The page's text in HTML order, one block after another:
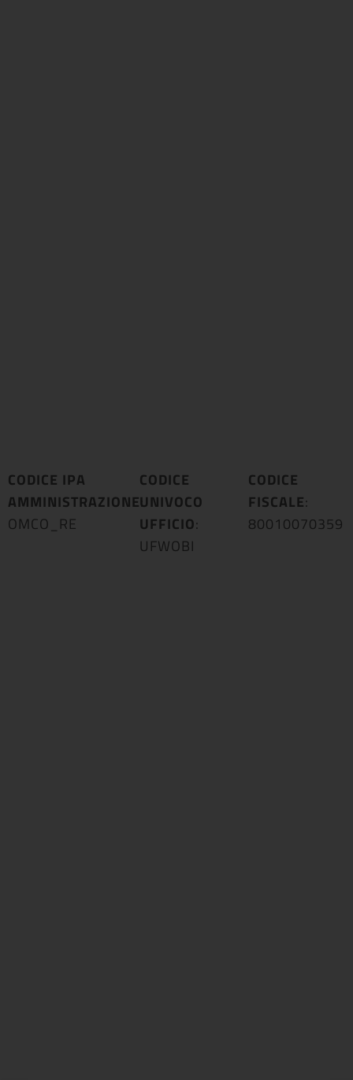
CODICE IPA
AMMINISTRAZIONE:
OMCO_RE
CODICE
UNIVOCO
UFFICIO:
UFWOBI
CODICE
FISCALE:
80010070359